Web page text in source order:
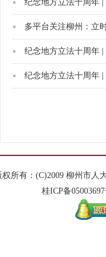
多平台关注柳州：立
权所有：(C)2009 柳州市人
桂ICP备